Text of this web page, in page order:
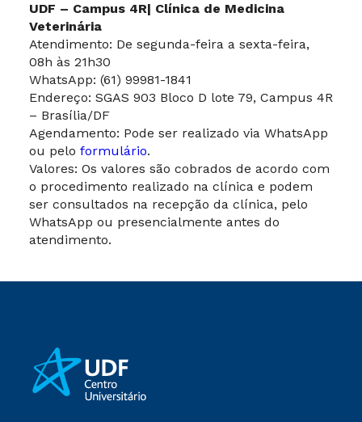
UDF – Campus 4R| Clínica de Medicina
Veterinária
Atendimento: De segunda-feira a sexta-feira,
08h às 21h30
WhatsApp: (61) 99981-1841
Endereço: SGAS 903 Bloco D lote 79, Campus 4R
– Brasília/DF
Agendamento: Pode ser realizado via WhatsApp
ou pelo formulário.
Valores: Os valores são cobrados de acordo com
o procedimento realizado na clínica e podem
ser consultados na recepção da clínica, pelo
WhatsApp ou presencialmente antes do
atendimento.